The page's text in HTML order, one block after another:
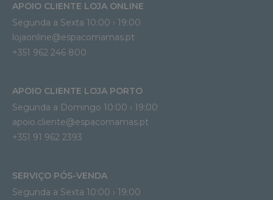
APOIO CLIENTE LOJA ONLINE
Segunda a Sexta 10:00 › 19:00
lojaonline@espacomamas.pt
+351 962 246 800
APOIO CLIENTE LOJA PORTO
Segunda a Domingo 10:00 › 19:00
apoio.cliente@espacomamas.pt
+351 91 962 2393
SERVIÇO PÓS-VENDA
Segunda a Sexta 10:00 › 19:00